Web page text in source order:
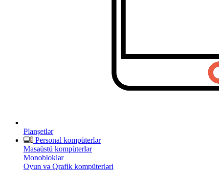
Planşetlər
Personal kompüterlər
Masaüstü kompüterlər
Monobloklar
Oyun və Qrafik kompüterləri